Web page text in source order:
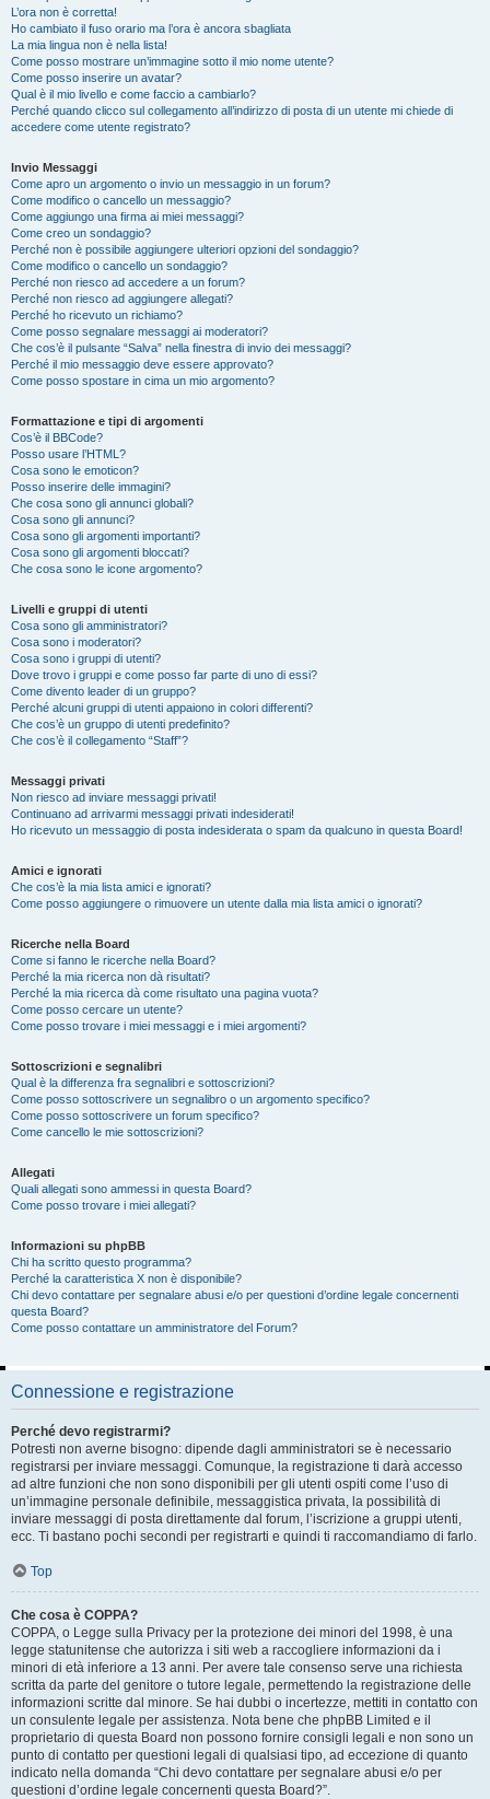
L’ora non è corretta!
Ho cambiato il fuso orario ma l’ora è ancora sbagliata
La mia lingua non è nella lista!
Come posso mostrare un’immagine sotto il mio nome utente?
Come posso inserire un avatar?
Qual è il mio livello e come faccio a cambiarlo?
Perché quando clicco sul collegamento all’indirizzo di posta di un utente mi chiede di
accedere come utente registrato?
Invio Messaggi
Come apro un argomento o invio un messaggio in un forum?
Come modifico o cancello un messaggio?
Come aggiungo una firma ai miei messaggi?
Come creo un sondaggio?
Perché non è possibile aggiungere ulteriori opzioni del sondaggio?
Come modifico o cancello un sondaggio?
Perché non riesco ad accedere a un forum?
Perché non riesco ad aggiungere allegati?
Perché ho ricevuto un richiamo?
Come posso segnalare messaggi ai moderatori?
Che cos’è il pulsante “Salva” nella finestra di invio dei messaggi?
Perché il mio messaggio deve essere approvato?
Come posso spostare in cima un mio argomento?
Formattazione e tipi di argomenti
Cos’è il BBCode?
Posso usare l’HTML?
Cosa sono le emoticon?
Posso inserire delle immagini?
Che cosa sono gli annunci globali?
Cosa sono gli annunci?
Cosa sono gli argomenti importanti?
Cosa sono gli argomenti bloccati?
Che cosa sono le icone argomento?
Livelli e gruppi di utenti
Cosa sono gli amministratori?
Cosa sono i moderatori?
Cosa sono i gruppi di utenti?
Dove trovo i gruppi e come posso far parte di uno di essi?
Come divento leader di un gruppo?
Perché alcuni gruppi di utenti appaiono in colori differenti?
Che cos’è un gruppo di utenti predefinito?
Che cos’è il collegamento “Staff”?
Messaggi privati
Non riesco ad inviare messaggi privati!
Continuano ad arrivarmi messaggi privati indesiderati!
Ho ricevuto un messaggio di posta indesiderata o spam da qualcuno in questa Board!
Amici e ignorati
Che cos’è la mia lista amici e ignorati?
Come posso aggiungere o rimuovere un utente dalla mia lista amici o ignorati?
Ricerche nella Board
Come si fanno le ricerche nella Board?
Perché la mia ricerca non dà risultati?
Perché la mia ricerca dà come risultato una pagina vuota?
Come posso cercare un utente?
Come posso trovare i miei messaggi e i miei argomenti?
Sottoscrizioni e segnalibri
Qual è la differenza fra segnalibri e sottoscrizioni?
Come posso sottoscrivere un segnalibro o un argomento specifico?
Come posso sottoscrivere un forum specifico?
Come cancello le mie sottoscrizioni?
Allegati
Quali allegati sono ammessi in questa Board?
Come posso trovare i miei allegati?
Informazioni su phpBB
Chi ha scritto questo programma?
Perché la caratteristica X non è disponibile?
Chi devo contattare per segnalare abusi e/o per questioni d’ordine legale concernenti
questa Board?
Come posso contattare un amministratore del Forum?
Connessione e registrazione
Perché devo registrarmi?
Potresti non averne bisogno: dipende dagli amministratori se è necessario
registrarsi per inviare messaggi. Comunque, la registrazione ti darà accesso
ad altre funzioni che non sono disponibili per gli utenti ospiti come l’uso di
un’immagine personale definibile, messaggistica privata, la possibilità di
inviare messaggi di posta direttamente dal forum, l’iscrizione a gruppi utenti,
ecc. Ti bastano pochi secondi per registrarti e quindi ti raccomandiamo di farlo.
Top
Che cosa è COPPA?
COPPA, o Legge sulla Privacy per la protezione dei minori del 1998, è una
legge statunitense che autorizza i siti web a raccogliere informazioni da i
minori di età inferiore a 13 anni. Per avere tale consenso serve una richiesta
scritta da parte del genitore o tutore legale, permettendo la registrazione delle
informazioni scritte dal minore. Se hai dubbi o incertezze, mettiti in contatto con
un consulente legale per assistenza. Nota bene che phpBB Limited e il
proprietario di questa Board non possono fornire consigli legali e non sono un
punto di contatto per questioni legali di qualsiasi tipo, ad eccezione di quanto
indicato nella domanda “Chi devo contattare per segnalare abusi e/o per
questioni d’ordine legale concernenti questa Board?”.